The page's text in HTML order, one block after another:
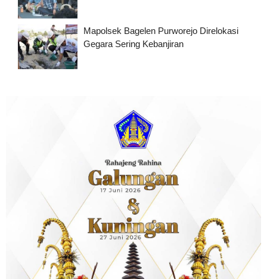
Mapolsek Bagelen Purworejo Direlokasi
Gegara Sering Kebanjiran